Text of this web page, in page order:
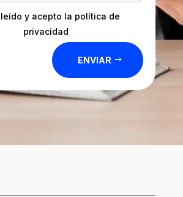
leído y acepto la política de
privacidad
ENVIAR